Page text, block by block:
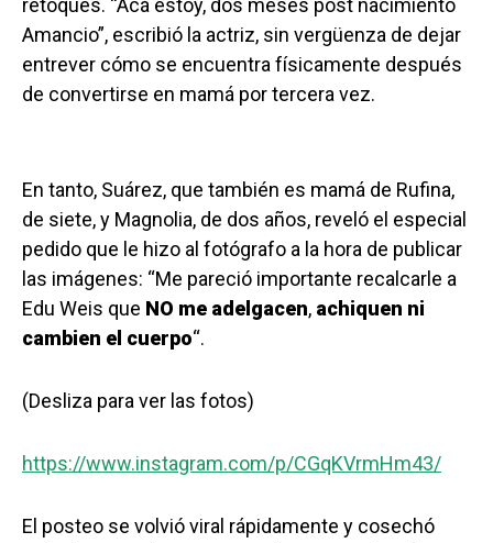
retoques. “Acá estoy, dos meses post nacimiento
Amancio”, escribió la actriz, sin vergüenza de dejar
entrever cómo se encuentra físicamente después
de convertirse en mamá por tercera vez.
En tanto, Suárez, que también es mamá de Rufina,
de siete, y Magnolia, de dos años, reveló el especial
pedido que le hizo al fotógrafo a la hora de publicar
las imágenes: “Me pareció importante recalcarle a
Edu Weis que NO me adelgacen, achiquen ni
cambien el cuerpo“.
(Desliza para ver las fotos)
https://www.instagram.com/p/CGqKVrmHm43/
El posteo se volvió viral rápidamente y cosechó